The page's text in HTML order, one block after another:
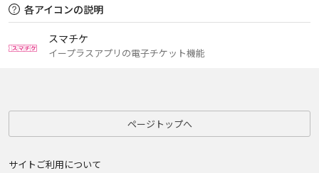
各アイコンの説明
スマチケ
イープラスアプリの電子チケット機能
ページトップへ
サイトご利用について